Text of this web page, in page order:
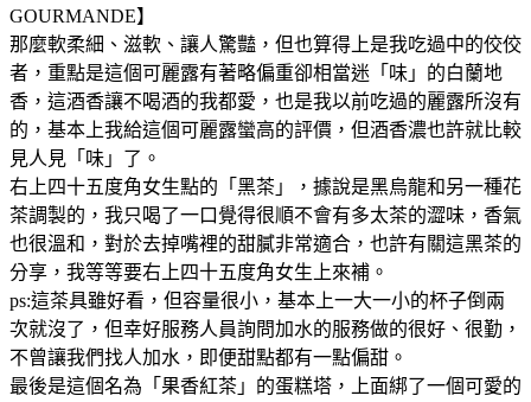
GOURMANDE】
那麼軟柔細、滋軟、讓人驚豔，但也算得上是我吃過中的佼佼
者，重點是這個可麗露有著略偏重卻相當迷「味」的白蘭地
香，這酒香讓不喝酒的我都愛，也是我以前吃過的麗露所沒有
的，基本上我給這個可麗露蠻高的評價，但酒香濃也許就比較
見人見「味」了。
右上四十五度角女生點的「黑茶」，據說是黑烏龍和另一種花
茶調製的，我只喝了一口覺得很順不會有多太茶的澀味，香氣
也很溫和，對於去掉嘴裡的甜膩非常適合，也許有關這黑茶的
分享，我等等要右上四十五度角女生上來補。
ps:這茶具雖好看，但容量很小，基本上一大一小的杯子倒兩
次就沒了，但幸好服務人員詢問加水的服務做的很好、很勤，
不曾讓我們找人加水，即便甜點都有一點偏甜。
最後是這個名為「果香紅茶」的蛋糕塔，上面綁了一個可愛的